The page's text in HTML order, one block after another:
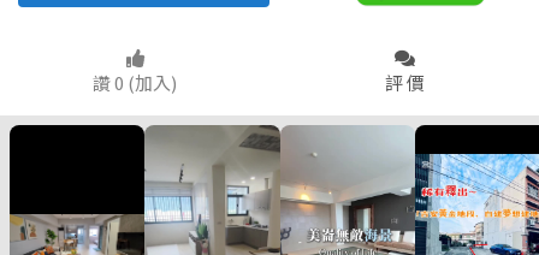
店面
不拘
20坪以下
辦公
坪數
讚 0 (加入) 評 價